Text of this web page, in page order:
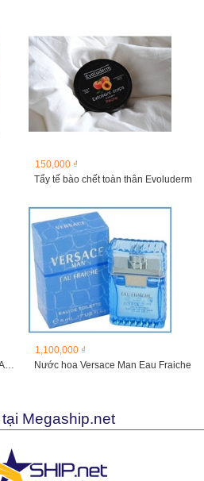
150,000 ₫
Tẩy tế bào chết toàn thân Evoluderm
Gel đặc trị, khử mùi nách KOBAYASHI
1,100,000 ₫
Nước hoa Versace Man Eau Fraiche
Megaship.net